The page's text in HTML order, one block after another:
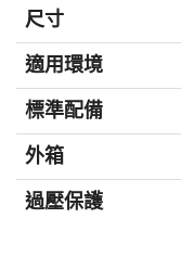
尺寸
適用環境
標準配備
外箱
過壓保護